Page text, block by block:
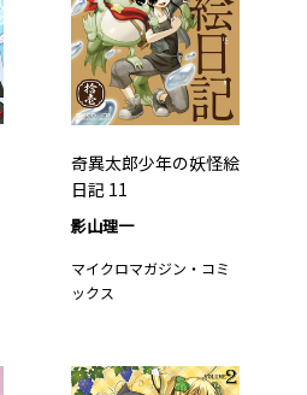
奇異太郎少年の妖怪絵
日記 11
影山理一
マイクロマガジン・コミ
ックス